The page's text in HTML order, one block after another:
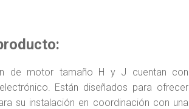
de motor tamaño H y J cuentan con
Están diseñados para ofrecer
su instalación en coordinación con una